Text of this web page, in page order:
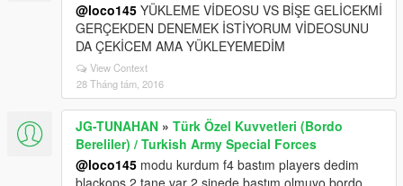
@loco145 YÜKLEME VİDEOSU VS BİŞE GELİCEKMİ
GERÇEKDEN DENEMEK İSTİYORUM VİDEOSUNU
DA ÇEKİCEM AMA YÜKLEYEMEDİM
View Context
28 Tháng tám, 2016
JG-TUNAHAN » Türk Özel Kuvvetleri (Bordo
Bereliler) / Turkish Army Special Forces
@loco145 modu kurdum f4 bastım players dedim
blackops 2 tane var 2 sinede bastım olmuyo bordo